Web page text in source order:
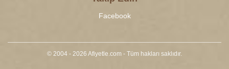
Facebook
© 2004 - 2026 Afiyetle.com - Tüm hakları saklıdır.